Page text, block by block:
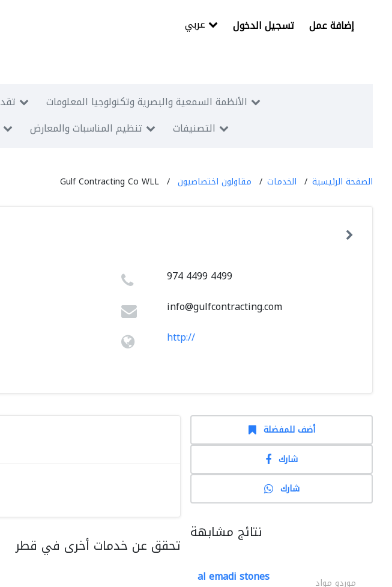
تسجيل الدخول إضافة عمل
الأنظمة السمعية والبصرية وتكنولوجيا المعلومات
تنظيم المناسبات والمعارض التصنيفات
الصفحة الرئيسية الخدمات مقاولون اختصاصيون Gulf Contracting Co WLL
974 4499 4499
info@gulfcontracting.com
http://
تحقق عن خدمات أخرى في قطر
أضف للمفضلة
شارك
شارك
نتائج مشابهة
al emadi stones موردو مواد